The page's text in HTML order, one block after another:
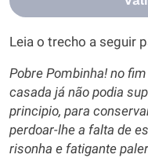
Leia o trecho a seguir
Pobre Pombinha! no
casada já não podia
principio, para
perdoar-lhe a falta de
risonha e fatigante